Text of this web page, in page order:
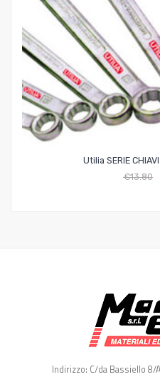
Utilia SERIE
€13.80
Indirizzo: C/da Bassiello 8/